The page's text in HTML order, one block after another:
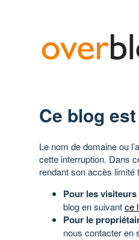
Ce blog
Le nom de domaine ou
cette interruption. Dans
rendant son accès limité
Pour les visiteurs
blog en suivantce
Pour le
nous contacter en